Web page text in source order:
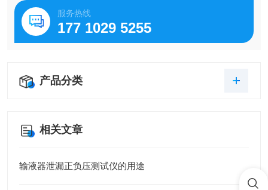
服务热线
177 1029 5255
产品分类
相关文章
输液器泄漏正负压测试仪的用途